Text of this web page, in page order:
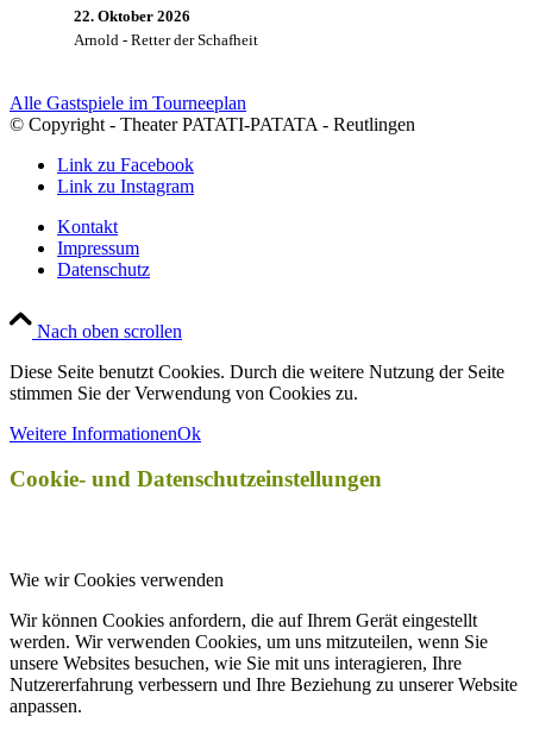
22. Oktober 2026
Arnold - Retter der Schafheit
Alle Gastspiele im Tourneeplan
© Copyright - Theater PATATI-PATATA - Reutlingen
Link zu Facebook
Link zu Instagram
Kontakt
Impressum
Datenschutz
Nach oben scrollen
Diese Seite benutzt Cookies. Durch die weitere Nutzung der Seite
stimmen Sie der Verwendung von Cookies zu.
Weitere InformationenOk
Cookie- und Datenschutzeinstellungen
Wie wir Cookies verwenden
Wir können Cookies anfordern, die auf Ihrem Gerät eingestellt
werden. Wir verwenden Cookies, um uns mitzuteilen, wenn Sie
unsere Websites besuchen, wie Sie mit uns interagieren, Ihre
Nutzererfahrung verbessern und Ihre Beziehung zu unserer Website
anpassen.